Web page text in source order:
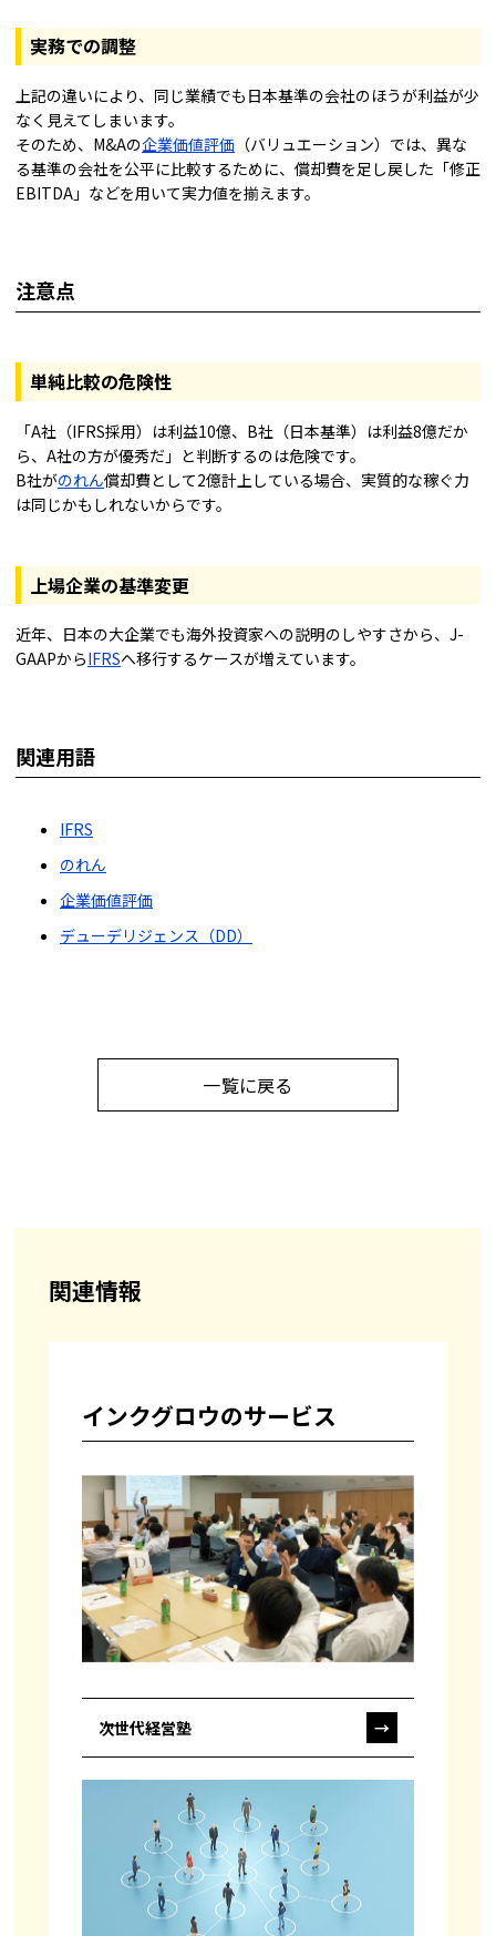
実務での調整
上記の違いにより、同じ業績でも日本基準の会社のほうが利益が少
なく見えてしまいます。
そのため、M&Aの企業価値評価 （バリュエーション）では、異な
る基準の会社を公平に比較するために、償却費を足し戻した「修正
EBITDA」などを用いて実力値を揃えます。
注意点
単純比較の危険性
「A社（IFRS採用）は利益10億、B社（日本基準）は利益8億だか
ら、A社の方が優秀だ」と判断するのは危険です。
B社がのれん償却費として2億計上している場合、実質的な稼ぐ力
は同じかもしれないからです。
上場企業の基準変更
近年、日本の大企業でも海外投資家への説明のしやすさから、J-
GAAPからIFRSへ移行するケースが増えています。
関連用語
IFRS
のれん
企業価値評価
デューデリジェンス（DD）
一覧に戻る
関連情報
インクグロウのサービス
次世代経営塾 →